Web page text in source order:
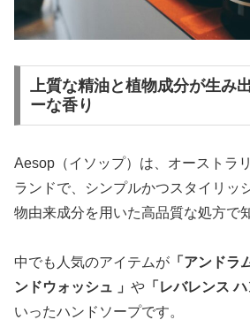
上質な精油と植物成分が生み
ーな香り
Aesop（イソップ）は、オーストラ
ランドで、シンプルかつスタイリッ
物由来成分を用いた高品質な処方で
中でも人気のアイテムが 「アンドラ
ンドウォッシュ 」 や 「レバレンス
いったハンドソープです。